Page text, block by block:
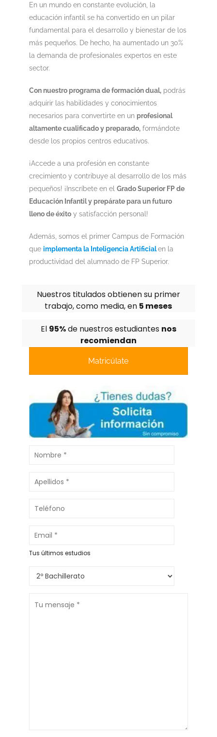
En un mundo en constante evolución, la
educación infantil se ha convertido en un pilar
fundamental para el desarrollo y bienestar de los
más pequeños. De hecho, ha aumentado un 30%
la demanda de profesionales expertos en este
sector.
Con nuestro programa de formación dual,podrás
adquirir las habilidades y conocimientos
necesarios para convertirte en un profesional
altamente cualificado y preparado,formándote
desde los propios centros educativos.
¡Accede a una profesión en constante
crecimiento y contribuye al desarrollo de los más
pequeños! ¡Inscríbete en el Grado Superior FP de
Educación Infantil y prepárate para un futuro
lleno de éxitoy satisfacción personal!
Además, somos el primer Campus de Formación
que implementa la Inteligencia Artificialen la
productividad del alumnado de FP Superior.
Nuestros titulados obtienen su primer
trabajo, como media, en 5 meses
El 95%de nuestros estudiantes nos
recomiendan
Matricúlate
Tus últimos estudios